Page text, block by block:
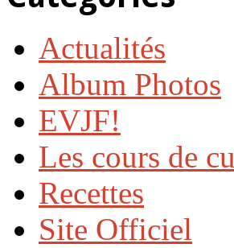
Actualités
Album Photos
EVJF!
Les cours de
Recettes
Site Officiel